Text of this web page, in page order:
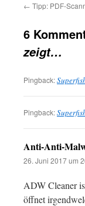
← Tipp: PDF-
6
zeigt…
Pingback:
Pingback:
Anti-Anti-
26. Juni 2017 um
ADW Cleaner
öffnet